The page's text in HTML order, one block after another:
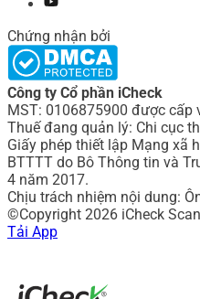
Chứng nhận bởi
Công ty Cổ phần iCheck
MST: 0106875900 được
Thuế đang quản lý: Chi cục
Giấy phép thiết lập Mạng xã
BTTTT do Bô Thông tin và
4 năm 2017.
Chịu trách nhiệm nội dung:
©Copyright 2026 iCheck
Tải App